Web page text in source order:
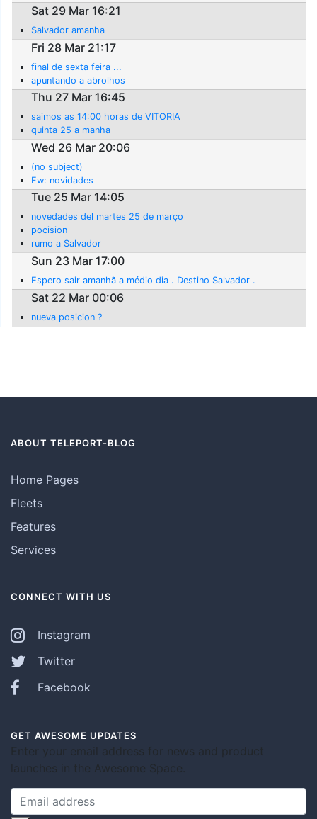
Sat 29 Mar 16:21
Salvador amanha
Fri 28 Mar 21:17
final de sexta feira ...
apuntando a abrolhos
Thu 27 Mar 16:45
saimos as 14:00 horas de VITORIA
quinta 25 a manha
Wed 26 Mar 20:06
(no subject)
Fw: novidades
Tue 25 Mar 14:05
novedades del martes 25 de março
pocision
rumo a Salvador
Sun 23 Mar 17:00
Espero sair amanhã a médio dia . Destino Salvador .
Sat 22 Mar 00:06
nueva posicion ?
ABOUT TELEPORT-BLOG
Home Pages
Fleets
Features
Services
CONNECT WITH US
Instagram
Twitter
Facebook
GET AWESOME UPDATES
Enter your email address for news and product
launches in the Awesome Space.